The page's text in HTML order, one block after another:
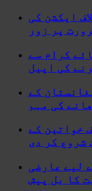
ایکشن کی
پر زور
کرام سے
کی اپیل
کے
کی مہم
خواتین کے
شروع کر دی
لیے عارضی
کا بل پیش